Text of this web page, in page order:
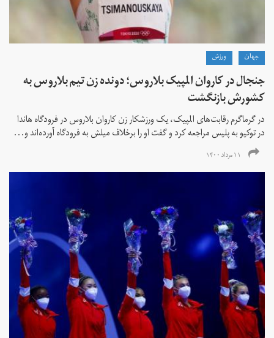
جهان ورزش
جنجال در کاروان المپیک بلاروس؛ دونده زن تیم بلاروس به
کشورش بازنگشت
در گرماگرم رقابت‌های المپیک، یک ورزشکار زن کاروان بلاروس در فرودگاه هاندا
در توکیو به پلیس مراجعه کرد و گفت او را برخلاف میلش به فرودگاه آورده‌اند و...
۱۱ مرداد ۱۴۰۰